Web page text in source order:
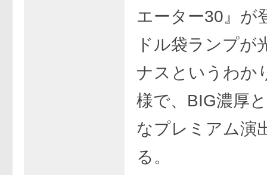
エーター30』が
ドル袋ランプが
ナスというわか
様で、BIG濃厚
なプレミアム演
る。